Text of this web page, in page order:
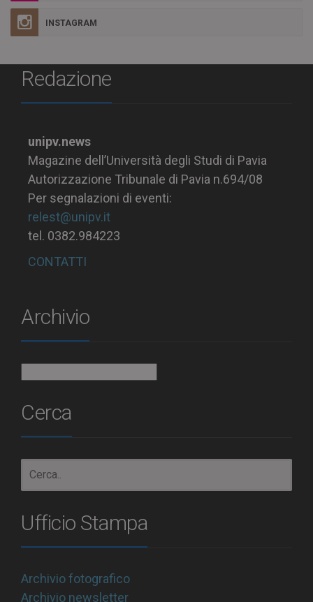
INSTAGRAM
Redazione
unipv.news
Magazine dell’Università degli Studi di Pavia
Autorizzazione Tribunale di Pavia n.694/08
Per segnalazioni di eventi:
relest@unipv.it
tel. 0382.984223
CONTATTI
Archivio
Cerca
Ufficio Stampa
Archivio fotografico
Archivio newsletter